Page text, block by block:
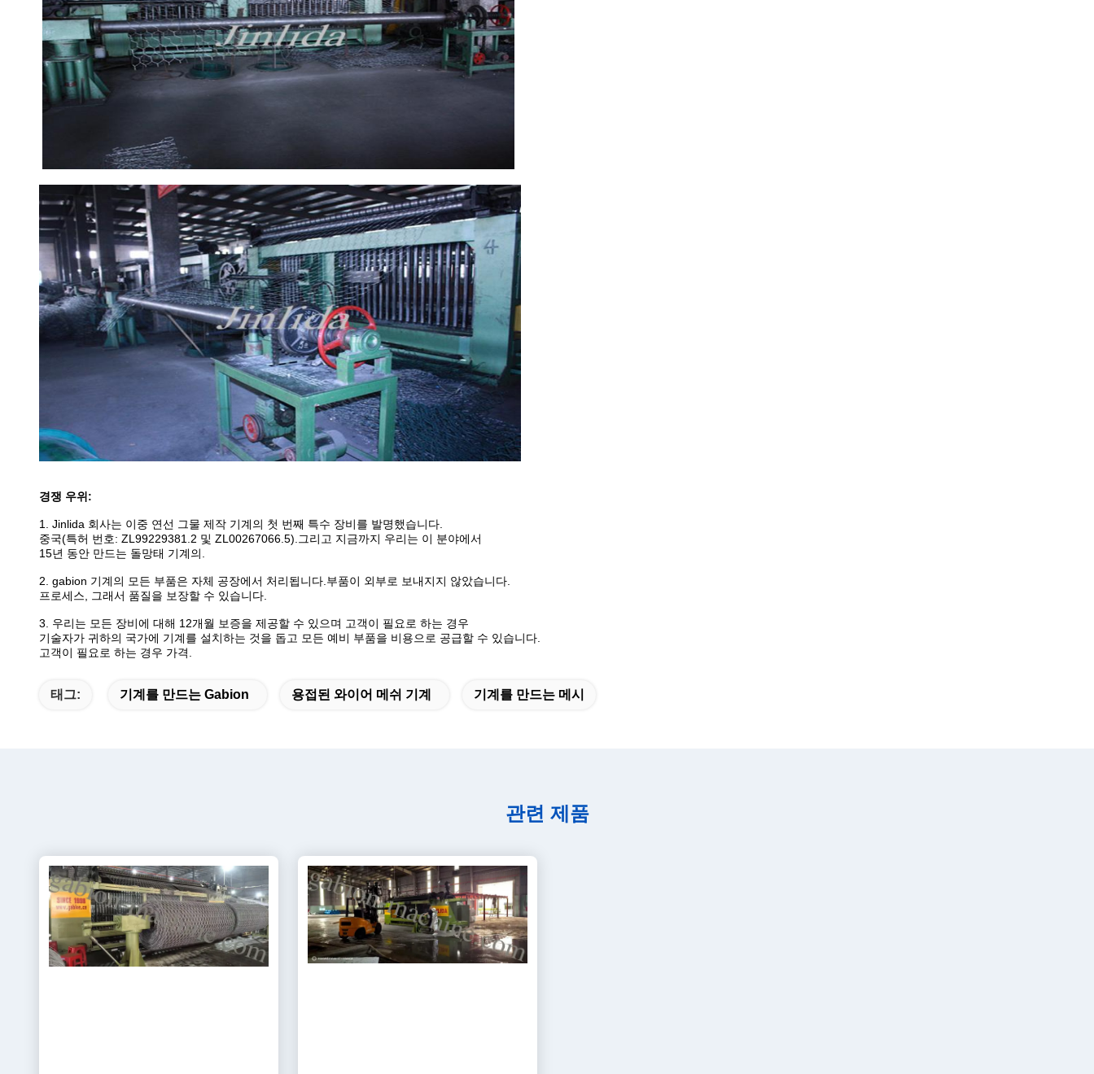
경쟁 우위:
1. Jinlida 회사는 이중 연선 그물 제작 기계의 첫 번째 특수 장비를 발명했습니다.
중국(특허 번호: ZL99229381.2 및 ZL00267066.5).그리고 지금까지 우리는 이 분야에서
15년 동안 만드는 돌망태 기계의.
2. gabion 기계의 모든 부품은 자체 공장에서 처리됩니다.부품이 외부로 보내지지 않았습니다.
프로세스, 그래서 품질을 보장할 수 있습니다.
3. 우리는 모든 장비에 대해 12개월 보증을 제공할 수 있으며 고객이 필요로 하는 경우
기술자가 귀하의 국가에 기계를 설치하는 것을 돕고 모든 예비 부품을 비용으로 공급할 수 있습니다.
고객이 필요로 하는 경우 가격.
태그: 기계를 만드는 Gabion 용접된 와이어 메쉬 기계 기계를 만드는 메시
관련 제품